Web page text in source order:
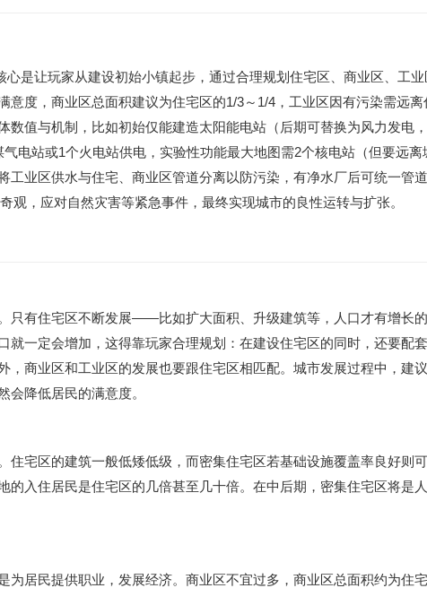
心是让玩家从建设初始小镇起步，通过合理规划住宅区、商业区、工
度，商业区总面积建议为住宅区的1/3～1/4，工业区因有污染需远离
数值与机制，比如初始仅能建造太阳能电站（后期可替换为风力发电
电站或1个火电站供电，实验性功能最大地图需2个核电站（但要远离
工业区供水与住宅、商业区管道分离以防污染，有净水厂后可统一管
观，应对自然灾害等紧急事件，最终实现城市的良性运转与扩张。
只有住宅区不断发展——比如扩大面积、升级建筑等，人口才有增长
就一定会增加，这得靠玩家合理规划：在建设住宅区的同时，还要配
，商业区和工业区的发展也要跟住宅区相匹配。城市发展过程中，建
会降低居民的满意度。
住宅区的建筑一般低矮低级，而密集住宅区若基础设施覆盖率良好则
的入住居民是住宅区的几倍甚至几十倍。在中后期，密集住宅区将是
为居民提供职业，发展经济。商业区不宜过多，商业区总面积约为住